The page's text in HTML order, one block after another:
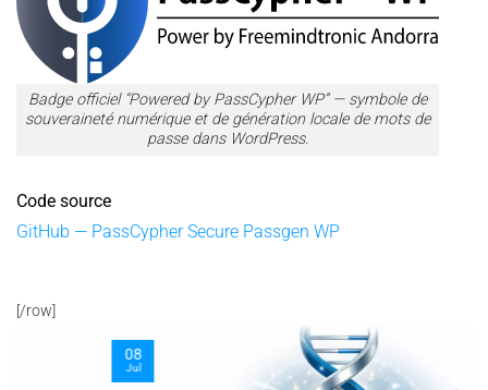
Badge officiel “Powered by PassCypher WP” — symbole de
souveraineté numérique et de génération locale de mots de
passe dans WordPress.
Code source
GitHub — PassCypher Secure Passgen WP
[/row]